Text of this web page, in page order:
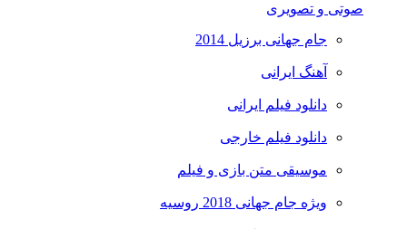
صوتی و تصویری
جام جهانی برزیل 2014
آهنگ ایرانی
دانلود فیلم ایرانی
دانلود فیلم خارجی
موسیقی متن بازی و فیلم
ویژه جام جهانی 2018 روسیه